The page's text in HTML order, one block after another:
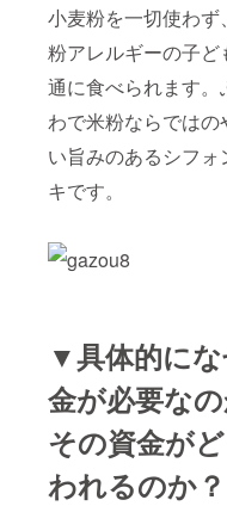
小麦粉を一切使わず
粉アレルギーの子ど
通に食べられます。
わで米粉ならではの
い旨みのあるシフォ
キです。
▼具体的に
金が必要な
その資金が
われるのか？